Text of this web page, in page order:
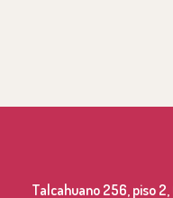
Talcahuano 256, piso